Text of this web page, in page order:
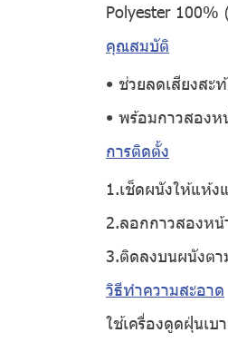
Polyester 100%
คุณสมบัติ
• ช่วยลดเสียงสะ
• พร้อมกาวสองห
การติดตั้ง
1.เช็ดผนังให้แห้ง
2.ลอกกาวสองหน้
3.ติดลงบนผนังตา
วิธีทำความสะอาด
ใช้เครื่องดูดฝุ่นเ